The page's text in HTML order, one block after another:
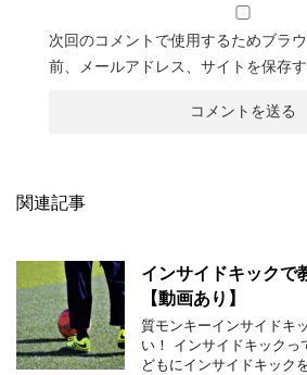
次回のコメントで使用するためブラ
前、メールアドレス、サイトを保存す
関連記事
インサイドキックで
【動画あり】
質モンキーインサイドキ
い！ インサイドキックっ
どもにインサイドキック